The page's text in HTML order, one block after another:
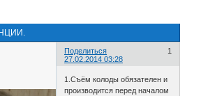
Поделиться
1
27.02.2014 03:28
1.Съём колоды обязателен и
производится перед началом